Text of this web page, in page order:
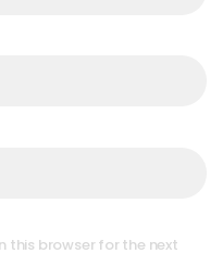
this browser for the next